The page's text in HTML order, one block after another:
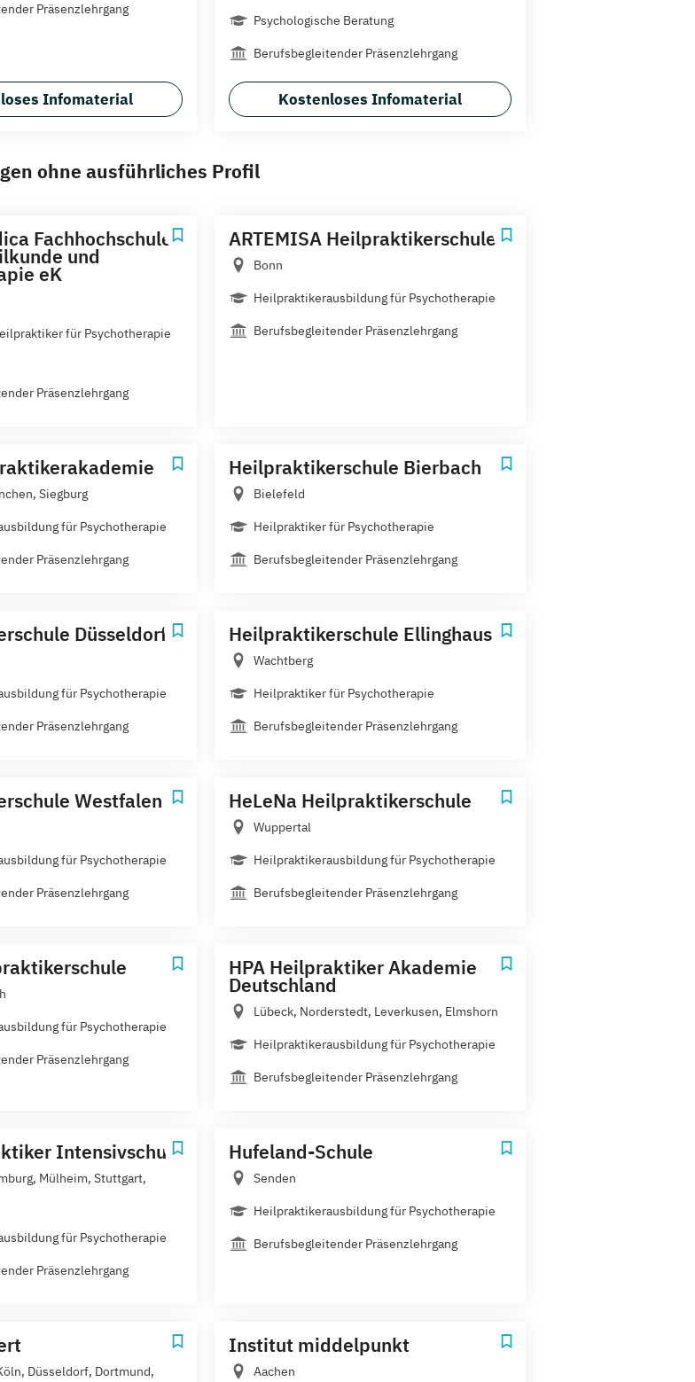
Präsenzlehrgang
Infomaterial
Psychologische Beratung
Berufsbegleitender Präsenzlehrgang
Kostenloses Infomaterial
ohne ausführliches Profil
Fachhochschule
und
eK
für Psychotherapie
Präsenzlehrgang
ARTEMISA Heilpraktikerschule
Bonn
Heilpraktikerausbildung für Psychotherapie
Berufsbegleitender Präsenzlehrgang
Siegburg
für Psychotherapie
Präsenzlehrgang
Heilpraktikerschule Bierbach
Bielefeld
Heilpraktiker für Psychotherapie
Berufsbegleitender Präsenzlehrgang
Düsseldorf
für Psychotherapie
Präsenzlehrgang
Heilpraktikerschule Ellinghaus
Wachtberg
Heilpraktiker für Psychotherapie
Berufsbegleitender Präsenzlehrgang
Westfalen
für Psychotherapie
Präsenzlehrgang
HeLeNa Heilpraktikerschule
Wuppertal
Heilpraktikerausbildung für Psychotherapie
Berufsbegleitender Präsenzlehrgang
für Psychotherapie
Präsenzlehrgang
HPA Heilpraktiker Akademie
Deutschland
Lübeck, Norderstedt, Leverkusen, Elmshorn
Heilpraktikerausbildung für Psychotherapie
Berufsbegleitender Präsenzlehrgang
Intensivschule
Mülheim, Stuttgart,
für Psychotherapie
Präsenzlehrgang
Hufeland-Schule
Senden
Heilpraktikerausbildung für Psychotherapie
Berufsbegleitender Präsenzlehrgang
Düsseldorf, Dortmund,
Institut middelpunkt
Aachen